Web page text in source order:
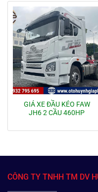
GIÁ XE ĐẦU KÉO FAW
JH6 2 CẦU 460HP
CÔNG TY TNHH TM DV